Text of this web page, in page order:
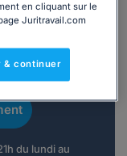
par
du lundi au
en cliquant sur le
Juritravail.com
& continuer